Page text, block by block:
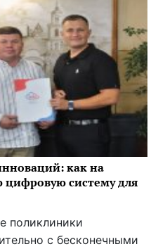
как на
цифровую систему для
поликлиники
с бесконечными